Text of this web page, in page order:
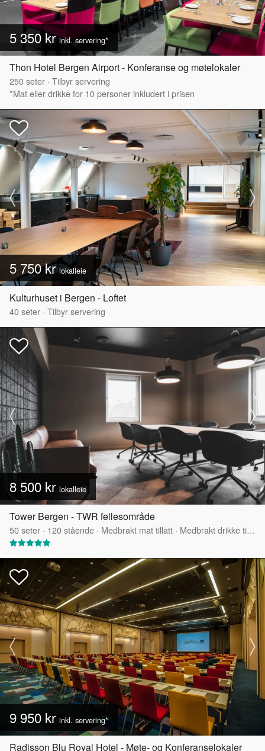
5 350 krinkl. servering*
Thon Hotel Bergen Airport - Konferanse og møtelokaler
250seter · Tilbyr servering
*Mat eller drikke for 10 personer inkludert i prisen
5 750 krlokalleie
Kulturhuset i Bergen - Loftet
40seter · Tilbyr servering
8 500 kr lokalleie
Tower Bergen - TWR fellesområde
50seter · 120stående · Medbrakt mat tillatt · Medbrakt drikke tillatt
9 950 kr inkl. servering*
Radisson Blu Royal Hotel - Møte- og Konferanselokaler